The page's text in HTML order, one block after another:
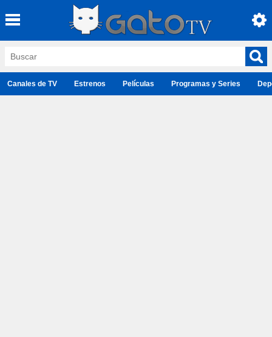
Canales de TV Estrenos Películas Programas y Series